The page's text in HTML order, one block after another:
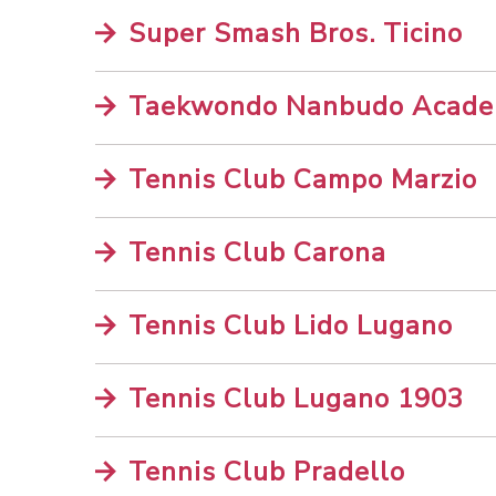
Super Smash Bros. Ticino
Taekwondo Nanbudo
Tennis Club Campo Marzio
Tennis Club Carona
Tennis Club Lido Lugano
Tennis Club Lugano 1903
Tennis Club Pradello